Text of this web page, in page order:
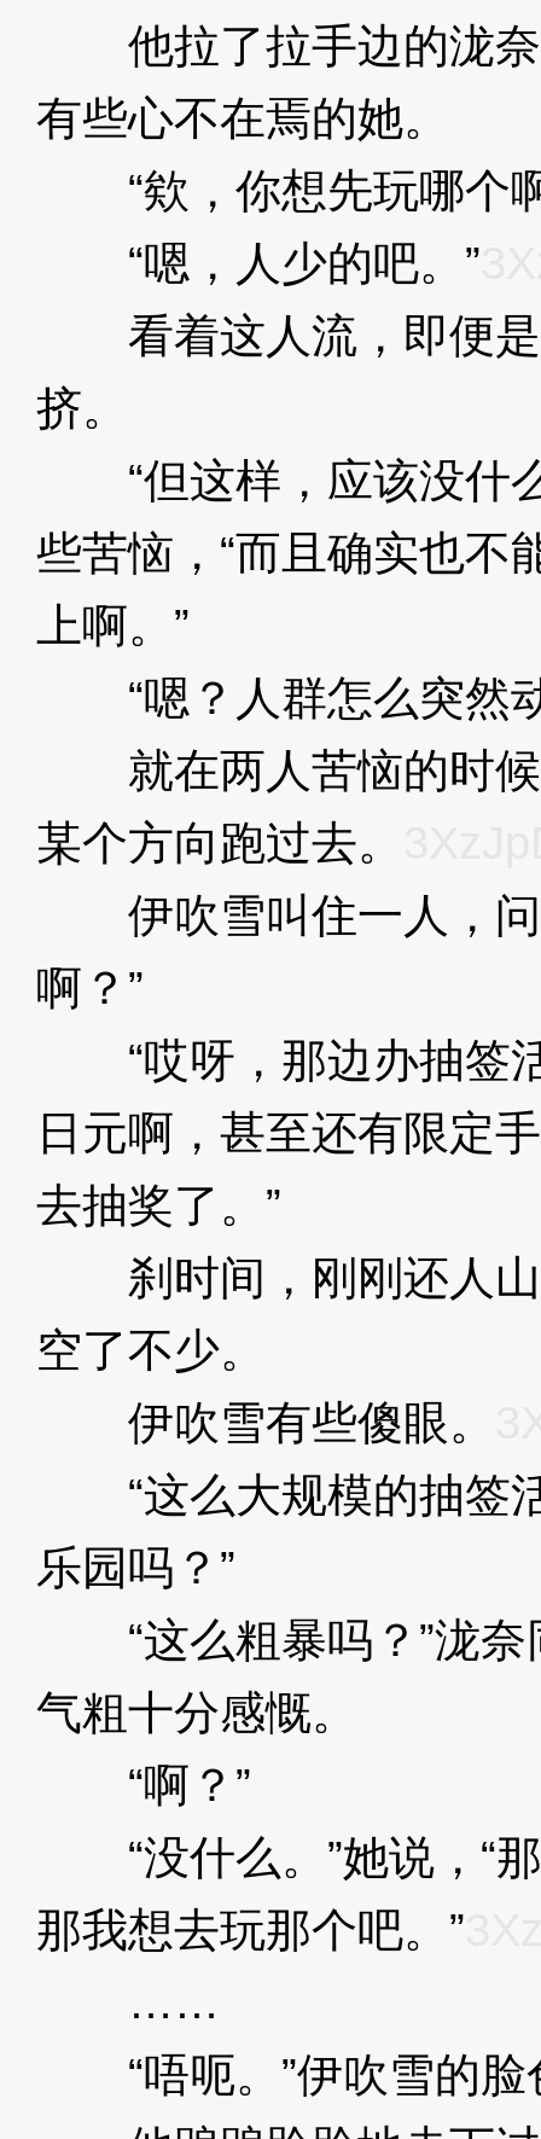
他拉了拉手边的泷奈
有些心不在焉的她。
“欸，你想先玩哪个
“嗯，人少的吧。”
看着这人流，即便是
挤。
“但这样，应该没什
些苦恼，“而且确实也不
上啊。”
“嗯？人群怎么突然
就在两人苦恼的时候
某个方向跑过去。
伊吹雪叫住一人，问
啊？”
“哎呀，那边办抽签
日元啊，甚至还有限定
去抽奖了。”
刹时间，刚刚还人山
空了不少。
伊吹雪有些傻眼。
“这么大规模的抽签
乐园吗？”
“这么粗暴吗？”泷奈
气粗十分感慨。
“啊？”
“没什么。”她说，“
那我想去玩那个吧。”
……
“唔呃。”伊吹雪的脸